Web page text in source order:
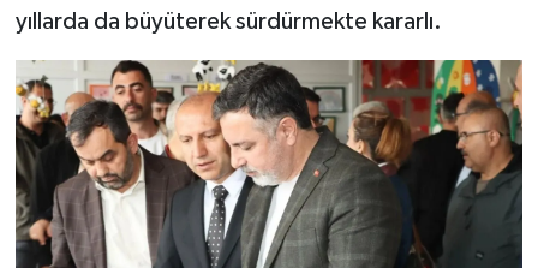
yıllarda da büyüterek sürdürmekte kararlı.